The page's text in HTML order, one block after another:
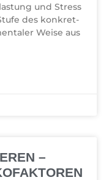
und Stress
des konkret-
Weise aus
–